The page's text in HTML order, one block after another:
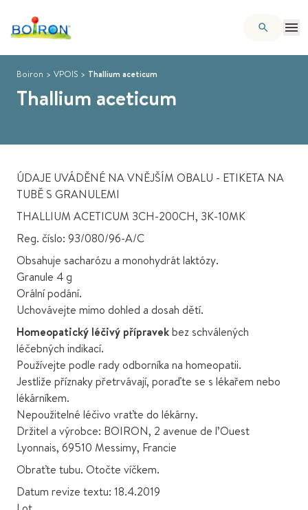
Boiron > VPOIS > Thallium aceticum
Thallium aceticum
ÚDAJE UVÁDĚNÉ NA VNĚJŠÍM OBALU - ETIKETA NA
TUBĚ S GRANULEMI
THALLIUM ACETICUM 3CH-200CH, 3K-10MK
Reg. číslo: 93/080/96-A/C
Obsahuje sacharózu a monohydrát laktózy.
Granule 4 g
Orální podání.
Uchovávejte mimo dohled a dosah dětí.
Homeopatický léčivý přípravekbez schválených
léčebných indikací.
Používejte podle rady odborníka na homeopatii.
Jestliže příznaky přetrvávají, poraďte se s lékařem nebo
lékárníkem.
Nepoužitelné léčivo vraťte do lékárny.
Držitel a výrobce: BOIRON, 2 avenue de l’Ouest
Lyonnais, 69510 Messimy, Francie
Obraťte tubu. Otočte víčkem.
Datum revize textu: 18.4.2019